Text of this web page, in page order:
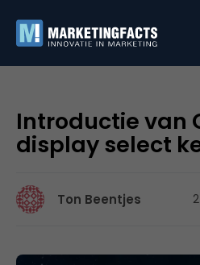
Introductie van
display select
Ton Beentjes